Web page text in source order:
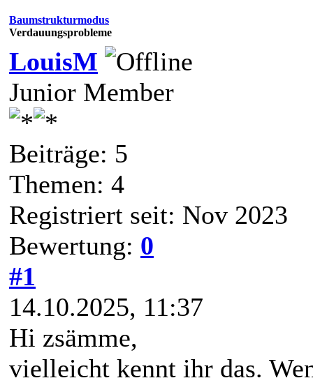
Baumstrukturmodus
Verdauungsprobleme
LouisM
Junior Member
Beiträge: 5
Themen: 4
Registriert seit: Nov 2023
Bewertung: 0
#1
14.10.2025, 11:37
Hi zsämme,
vielleicht kennt ihr das.